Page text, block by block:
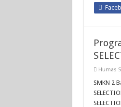
Humas
SMKN 2